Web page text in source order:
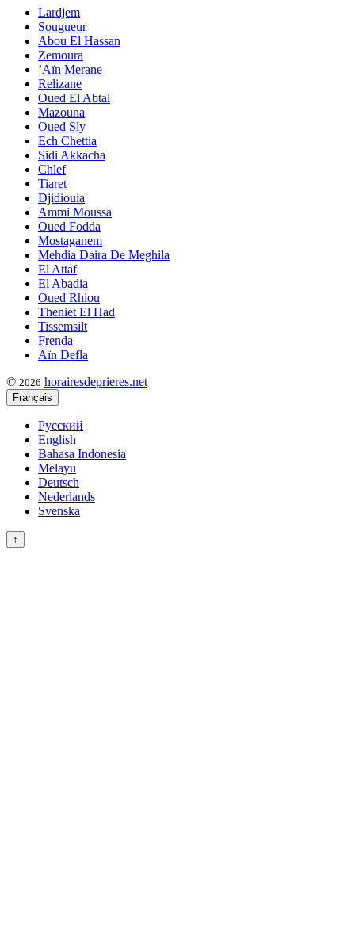
Lardjem
Sougueur
Abou El Hassan
Zemoura
’Aïn Merane
Relizane
Oued El Abtal
Mazouna
Oued Sly
Ech Chettia
Sidi Akkacha
Chlef
Tiaret
Djidiouia
Ammi Moussa
Oued Fodda
Mostaganem
Mehdia Daira De Meghila
El Attaf
El Abadia
Oued Rhiou
Theniet El Had
Tissemsilt
Frenda
Aïn Defla
© 2026 horairesdeprieres.net
Français
Русский
English
Bahasa Indonesia
Melayu
Deutsch
Nederlands
Svenska
↑